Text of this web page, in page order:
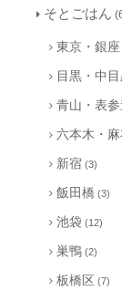
そとごはん
東京・銀
目黒・中
青山・表参
六本木・
新宿 (3)
飯田橋 (3)
池袋 (12)
巣鴨 (2)
板橋区 (7)